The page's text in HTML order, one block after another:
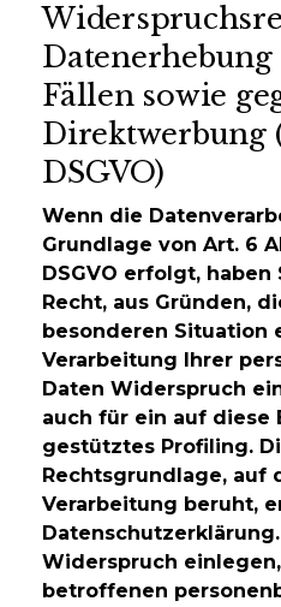
Fällen sowie
Direktwerbung
DSGVO)
Wenn die
Grundlage von Art. 6
DSGVO erfolgt,
Recht, aus Gründen,
besonderen Situation
Verarbeitung Ihrer
Daten Widerspruch
auch für ein auf diese
gestütztes Profiling.
Rechtsgrundlage, auf
Verarbeitung beruht,
Widerspruch
betroffenen